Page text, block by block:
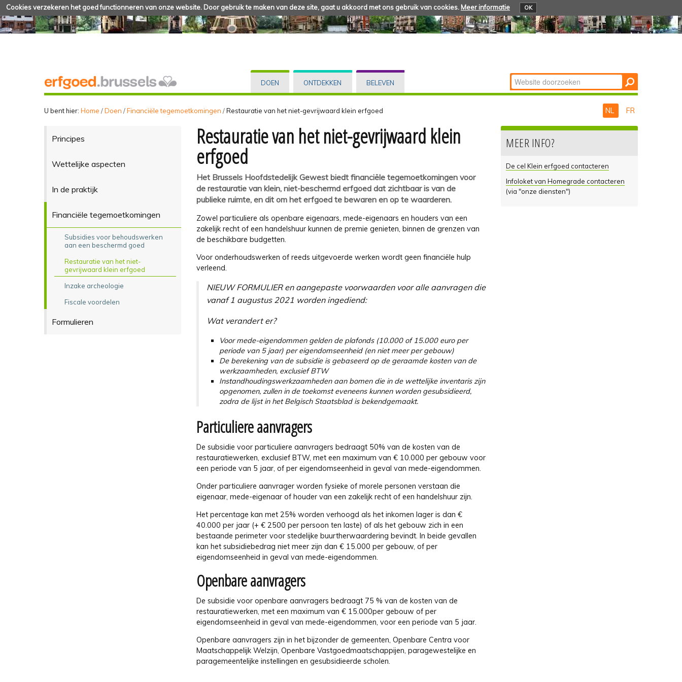
Cookies verzekeren het goed functionneren van onze website. Door gebruik te maken van deze site, gaat u akkoord met ons gebruik van cookies. Meer informatie OK
DOEN ONTDEKKEN BELEVEN Zoek
Geavanceerd
U bent hier: Home /Doen /Financiële tegemoetkomingen /Restauratie van het niet-gevrijwaard klein erfgoed NL FR
Principes
Wettelijke aspecten
In de praktijk
Financiële tegemoetkomingen
Subsidies voor behoudswerken
aan een beschermd goed
Restauratie van het niet-
gevrijwaard klein erfgoed
Inzake archeologie
Fiscale voordelen
Formulieren
Restauratie van het niet-gevrijwaard klein
erfgoed
Het Brussels Hoofdstedelijk Gewest biedt financiële tegemoetkomingen voor
de restauratie van klein, niet-beschermd erfgoed dat zichtbaar is van de
publieke ruimte, en dit om het erfgoed te bewaren en op te waarderen.
Zowel particuliere als openbare eigenaars, mede-eigenaars en houders van een
zakelijk recht of een handelshuur kunnen de premie genieten, binnen de grenzen van
de beschikbare budgetten.
Voor onderhoudswerken of reeds uitgevoerde werken wordt geen financiële hulp
verleend.
NIEUW FORMULIERen aangepaste voorwaarden voor alle aanvragen die
vanaf 1 augustus 2021 worden ingediend:
Wat verandert er?
Voor mede-eigendommen gelden de plafonds (10.000 of 15.000 euro per
periode van 5 jaar) per eigendomseenheid (en niet meer per gebouw)
De berekening van de subsidie is gebaseerd op de geraamde kosten van de
werkzaamheden, exclusief BTW
Instandhoudingswerkzaamheden aan bomen die in de wettelijke inventaris zijn
opgenomen, zullen in de toekomst eveneens kunnen worden gesubsidieerd,
zodra de lijst in het Belgisch Staatsblad is bekendgemaakt.
Particuliere aanvragers
De subsidie voor particuliere aanvragers bedraagt 50% van de kosten van de
restauratiewerken, exclusief BTW, met een maximum van € 10.000 per gebouw voor
een periode van 5 jaar, of per eigendomseenheid in geval van mede-eigendommen.
Onder particuliere aanvrager worden fysieke of morele personen verstaan die
eigenaar, mede-eigenaar of houder van een zakelijk recht of een handelshuur zijn.
Het percentage kan met 25% worden verhoogd als het inkomen lager is dan €
40.000 per jaar (+ € 2500 per persoon ten laste) of als het gebouw zich in een
bestaande perimeter voor stedelijke buurtherwaardering bevindt. In beide gevallen
kan het subsidiebedrag niet meer zijn dan € 15.000 per gebouw, of per
eigendomseenheid in geval van mede-eigendommen.
Openbare aanvragers
De subsidie voor openbare aanvragers bedraagt 75 % van de kosten van de
restauratiewerken, met een maximum van € 15.000per gebouw of per
eigendomseenheid in geval van mede-eigendommen, voor een periode van 5 jaar.
Openbare aanvragers zijn in het bijzonder de gemeenten, Openbare Centra voor
Maatschappelijk Welzijn, Openbare Vastgoedmaatschappijen, paragewestelijke en
paragemeentelijke instellingen en gesubsidieerde scholen.
MEER INFO?
De cel Klein erfgoed contacteren
Infoloket van Homegrade contacteren
(via "onze diensten")